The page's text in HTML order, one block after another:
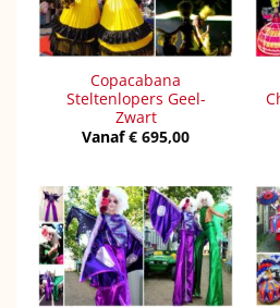
Copacabana
Steltenlopers Geel-
Zwart
Vanaf€ 695,00